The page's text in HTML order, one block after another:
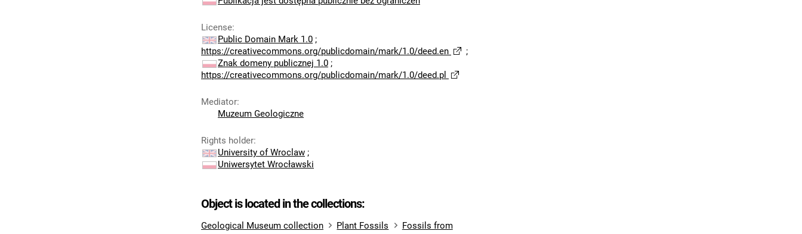
License:
Public Domain Mark 1.0 ;
https://creativecommons.org/publicdomain/mark/1.0/deed.en
;
Znak domeny publicznej 1.0 ;
https://creativecommons.org/publicdomain/mark/1.0/deed.pl
Mediator:
Muzeum Geologiczne
Rights holder:
University of Wroclaw ;
Uniwersytet Wrocławski
Object is located in the collections:
Geological Museum collection Plant Fossils
Fossils from